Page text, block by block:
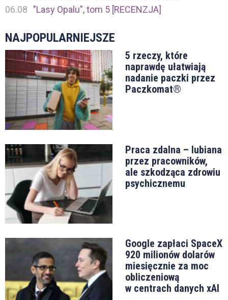
06.08
"Lasy Opalu", tom 5 [RECENZJA]
NAJPOPULARNIEJSZE
5 rzeczy, które
naprawdę ułatwiają
nadanie paczki przez
Paczkomat®
Praca zdalna – lubiana
przez pracowników,
ale szkodząca zdrowiu
psychicznemu
Google zapłaci SpaceX
920 milionów dolarów
miesięcznie za moc
obliczeniową
w centrach danych xAI